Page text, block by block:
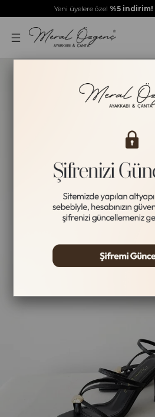
Yeni üyelere özel %5 indirim!